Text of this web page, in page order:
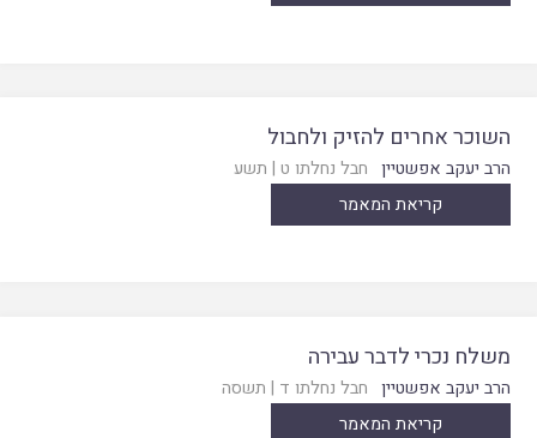
השוכר אחרים להזיק ולחבול
הרב יעקב אפשטיין חבל נחלתו ט | תשע
קריאת המאמר
משלח נכרי לדבר עבירה
הרב יעקב אפשטיין חבל נחלתו ד | תשסה
קריאת המאמר